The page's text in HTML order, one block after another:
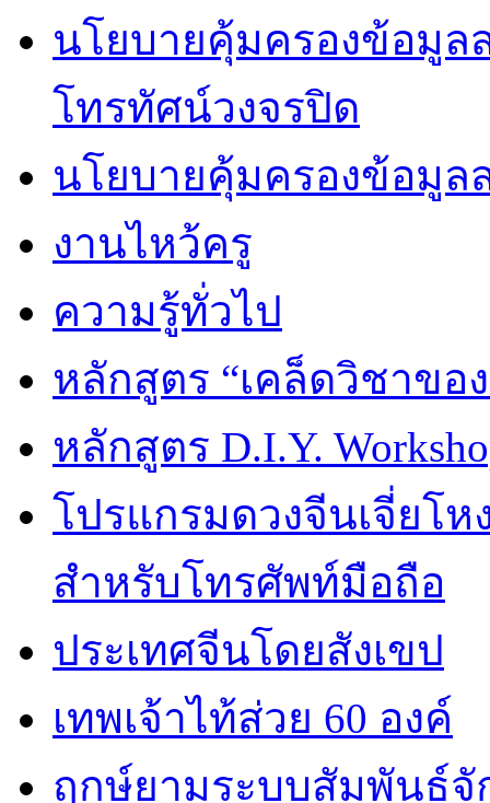
นโยบายคุ้มครองข้อมูล
โทรทัศน์วงจรปิด
นโยบายคุ้มครองข้อมูล
งานไหว้ครู
ความรู้ทั่วไป
หลักสูตร “เคล็ดวิชาขอ
หลักสูตร D.I.Y.
โปรแกรมดวงจีนเจี่ยโห
สำหรับโทรศัพท์มือถือ
ประเทศจีนโดยสังเขป
เทพเจ้าไท้ส่วย 60 องค์
ฤกษ์ยามระบบสัมพันธ์จั